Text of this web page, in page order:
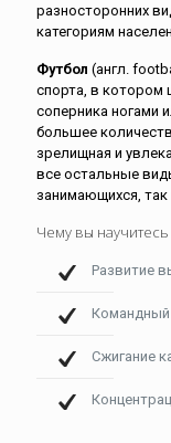
разносторонних
категориям
Футбол (англ.
спорта, в котором
соперника ногами
большее
зрелищная и
все остальные
занимающихся, так
Чему вы
Развитие
Командный
Сжигание